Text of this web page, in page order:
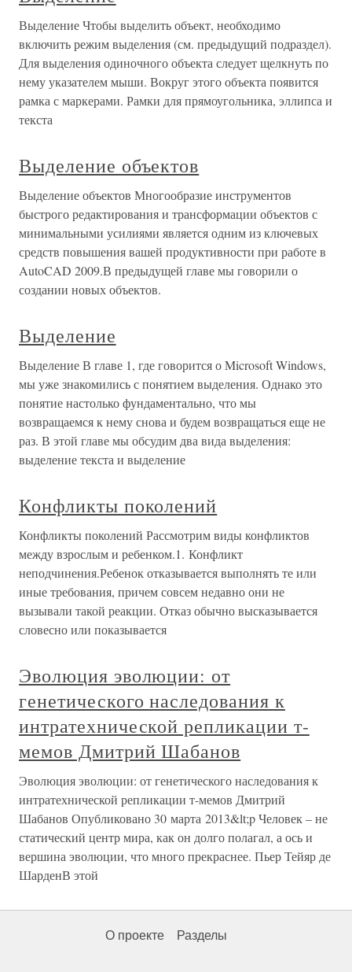
Выделение Чтобы выделить объект, необходимо
включить режим выделения (см. предыдущий подраздел).
Для выделения одиночного объекта следует щелкнуть по
нему указателем мыши. Вокруг этого объекта появится
рамка с маркерами. Рамки для прямоугольника, эллипса и
текста
Выделение объектов
Выделение объектов Многообразие инструментов
быстрого редактирования и трансформации объектов с
минимальными усилиями является одним из ключевых
средств повышения вашей продуктивности при работе в
AutoCAD 2009.В предыдущей главе мы говорили о
создании новых объектов.
Выделение
Выделение В главе 1, где говорится о Microsoft Windows,
мы уже знакомились с понятием выделения. Однако это
понятие настолько фундаментально, что мы
возвращаемся к нему снова и будем возвращаться еще не
раз. В этой главе мы обсудим два вида выделения:
выделение текста и выделение
Конфликты поколений
Конфликты поколений Рассмотрим виды конфликтов
между взрослым и ребенком.1. Конфликт
неподчинения.Ребенок отказывается выполнять те или
иные требования, причем совсем недавно они не
вызывали такой реакции. Отказ обычно высказывается
словесно или показывается
Эволюция эволюции: от
генетического наследования к
интратехнической репликации т-
мемов Дмитрий Шабанов
Эволюция эволюции: от генетического наследования к
интратехнической репликации т-мемов Дмитрий
Шабанов Опубликовано 30 марта 2013&lt;p Человек – не
статический центр мира, как он долго полагал, а ось и
вершина эволюции, что много прекраснее. Пьер Тейяр де
ШарденВ этой
О проекте Разделы